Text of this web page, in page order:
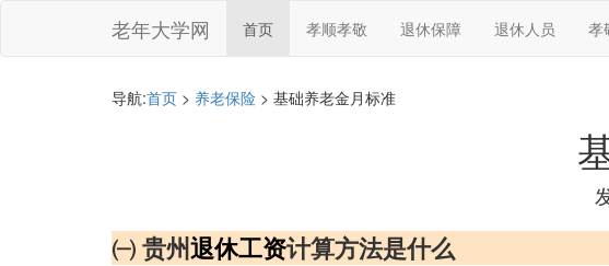
老年大学网 首页 孝顺孝敬 退休保障 退休人员 孝
导航:首页 > 养老保险 > 基础养老金月标准
㈠ 贵州退休工资计算方法是什么